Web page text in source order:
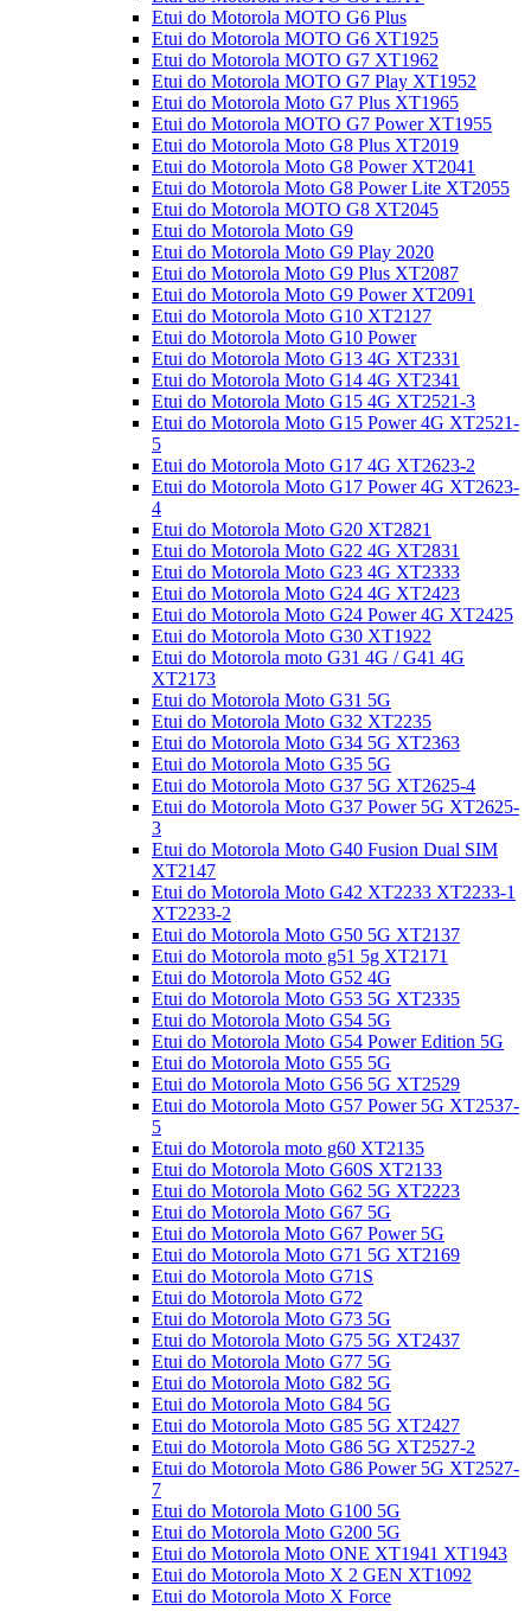
Etui do Motorola MOTO G6 Plus
Etui do Motorola MOTO G6 XT1925
Etui do Motorola MOTO G7 XT1962
Etui do Motorola MOTO G7 Play XT1952
Etui do Motorola Moto G7 Plus XT1965
Etui do Motorola MOTO G7 Power XT1955
Etui do Motorola Moto G8 Plus XT2019
Etui do Motorola Moto G8 Power XT2041
Etui do Motorola Moto G8 Power Lite XT2055
Etui do Motorola MOTO G8 XT2045
Etui do Motorola Moto G9
Etui do Motorola Moto G9 Play 2020
Etui do Motorola Moto G9 Plus XT2087
Etui do Motorola Moto G9 Power XT2091
Etui do Motorola Moto G10 XT2127
Etui do Motorola Moto G10 Power
Etui do Motorola Moto G13 4G XT2331
Etui do Motorola Moto G14 4G XT2341
Etui do Motorola Moto G15 4G XT2521-3
Etui do Motorola Moto G15 Power 4G XT2521-
5
Etui do Motorola Moto G17 4G XT2623-2
Etui do Motorola Moto G17 Power 4G XT2623-
4
Etui do Motorola Moto G20 XT2821
Etui do Motorola Moto G22 4G XT2831
Etui do Motorola Moto G23 4G XT2333
Etui do Motorola Moto G24 4G XT2423
Etui do Motorola Moto G24 Power 4G XT2425
Etui do Motorola Moto G30 XT1922
Etui do Motorola moto G31 4G / G41 4G
XT2173
Etui do Motorola Moto G31 5G
Etui do Motorola Moto G32 XT2235
Etui do Motorola Moto G34 5G XT2363
Etui do Motorola Moto G35 5G
Etui do Motorola Moto G37 5G XT2625-4
Etui do Motorola Moto G37 Power 5G XT2625-
3
Etui do Motorola Moto G40 Fusion Dual SIM
XT2147
Etui do Motorola Moto G42 XT2233 XT2233-1
XT2233-2
Etui do Motorola Moto G50 5G XT2137
Etui do Motorola moto g51 5g XT2171
Etui do Motorola Moto G52 4G
Etui do Motorola Moto G53 5G XT2335
Etui do Motorola Moto G54 5G
Etui do Motorola Moto G54 Power Edition 5G
Etui do Motorola Moto G55 5G
Etui do Motorola Moto G56 5G XT2529
Etui do Motorola Moto G57 Power 5G XT2537-
5
Etui do Motorola moto g60 XT2135
Etui do Motorola Moto G60S XT2133
Etui do Motorola Moto G62 5G XT2223
Etui do Motorola Moto G67 5G
Etui do Motorola Moto G67 Power 5G
Etui do Motorola Moto G71 5G XT2169
Etui do Motorola Moto G71S
Etui do Motorola Moto G72
Etui do Motorola Moto G73 5G
Etui do Motorola Moto G75 5G XT2437
Etui do Motorola Moto G77 5G
Etui do Motorola Moto G82 5G
Etui do Motorola Moto G84 5G
Etui do Motorola Moto G85 5G XT2427
Etui do Motorola Moto G86 5G XT2527-2
Etui do Motorola Moto G86 Power 5G XT2527-
7
Etui do Motorola Moto G100 5G
Etui do Motorola Moto G200 5G
Etui do Motorola Moto ONE XT1941 XT1943
Etui do Motorola Moto X 2 GEN XT1092
Etui do Motorola Moto X Force